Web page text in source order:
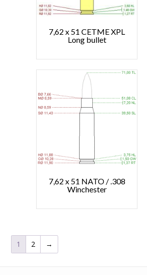
7,62 x 51 CETME XPL
Long bullet
7,62 x 51 NATO / .308
Winchester
1 2 →